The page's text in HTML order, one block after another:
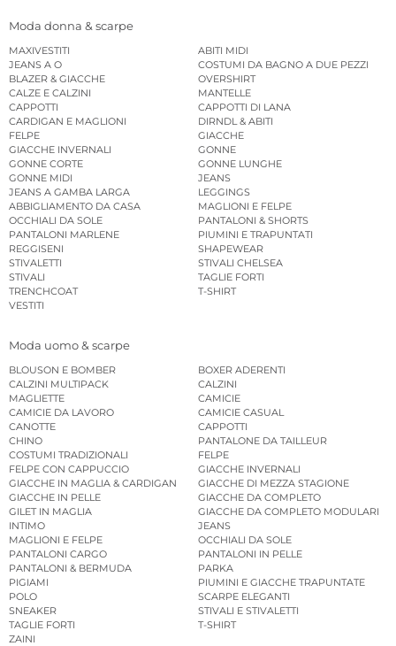
Moda donna & scarpe
MAXIVESTITI
ABITI MIDI
JEANS A O
COSTUMI DA BAGNO A DUE PEZZI
BLAZER & GIACCHE
OVERSHIRT
CALZE E CALZINI
MANTELLE
CAPPOTTI
CAPPOTTI DI LANA
CARDIGAN E MAGLIONI
DIRNDL & ABITI
FELPE
GIACCHE
GIACCHE INVERNALI
GONNE
GONNE CORTE
GONNE LUNGHE
GONNE MIDI
JEANS
JEANS A GAMBA LARGA
LEGGINGS
ABBIGLIAMENTO DA CASA
MAGLIONI E FELPE
OCCHIALI DA SOLE
PANTALONI & SHORTS
PANTALONI MARLENE
PIUMINI E TRAPUNTATI
REGGISENI
SHAPEWEAR
STIVALETTI
STIVALI CHELSEA
STIVALI
TAGLIE FORTI
TRENCHCOAT
T-SHIRT
VESTITI
Moda uomo & scarpe
BLOUSON E BOMBER
BOXER ADERENTI
CALZINI MULTIPACK
CALZINI
MAGLIETTE
CAMICIE
CAMICIE DA LAVORO
CAMICIE CASUAL
CANOTTE
CAPPOTTI
CHINO
PANTALONE DA TAILLEUR
COSTUMI TRADIZIONALI
FELPE
FELPE CON CAPPUCCIO
GIACCHE INVERNALI
GIACCHE IN MAGLIA & CARDIGAN
GIACCHE DI MEZZA STAGIONE
GIACCHE IN PELLE
GIACCHE DA COMPLETO
GILET IN MAGLIA
GIACCHE DA COMPLETO MODULARI
INTIMO
JEANS
MAGLIONI E FELPE
OCCHIALI DA SOLE
PANTALONI CARGO
PANTALONI IN PELLE
PANTALONI & BERMUDA
PARKA
PIGIAMI
PIUMINI E GIACCHE TRAPUNTATE
POLO
SCARPE ELEGANTI
SNEAKER
STIVALI E STIVALETTI
TAGLIE FORTI
T-SHIRT
ZAINI